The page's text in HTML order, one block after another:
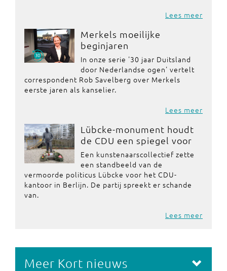
Lees meer
Merkels moeilijke
beginjaren
In onze serie '30 jaar Duitsland
door Nederlandse ogen' vertelt
correspondent Rob Savelberg over Merkels
eerste jaren als kanselier.
Lees meer
Lübcke-monument houdt
de CDU een spiegel voor
Een kunstenaarscollectief zette
een standbeeld van de
vermoorde politicus Lübcke voor het CDU-
kantoor in Berlijn. De partij spreekt er schande
van.
Lees meer
Meer Kort nieuws